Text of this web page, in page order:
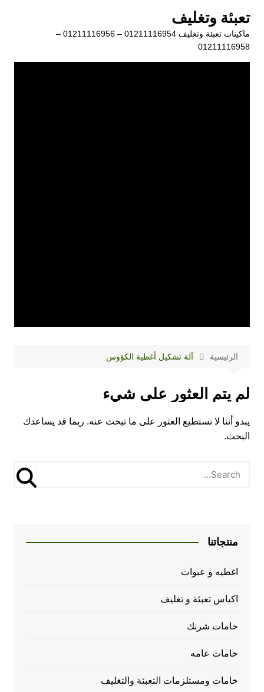
المحتوى
تعبئة وتغليف
ماكينات تعبئة وتغليف 01211116954 – 01211116956 –
01211116958
الرئيسية آلة تشكيل أغطية الكؤوس
لم يتم العثور على شيء
يبدو أننا لا نستطيع العثور على ما تبحث عنه. ربما قد يساعدك
البحث.
منتجاتنا
اغطيه و عبوات
اكياس تعبئة و تغليف
خامات شرنك
خامات عامه
خامات ومستلزمات التعبئة والتغليف